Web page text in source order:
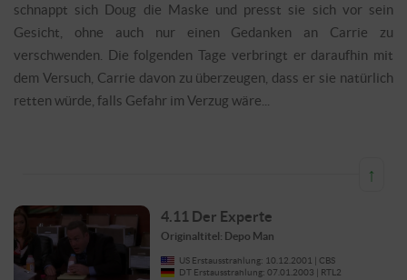
schnappt sich Doug die Maske und presst sie sich vor sein
Gesicht, ohne auch nur einen Gedanken an Carrie zu
verschwenden. Die folgenden Tage verbringt er daraufhin mit
dem Versuch, Carrie davon zu überzeugen, dass er sie natürlich
retten würde, falls Gefahr im Verzug wäre...
↑
4.11 Der Experte
Originaltitel: Depo Man
US Erstausstrahlung: 10.12.2001 | CBS
DT Erstausstrahlung: 07.01.2003 | RTL2